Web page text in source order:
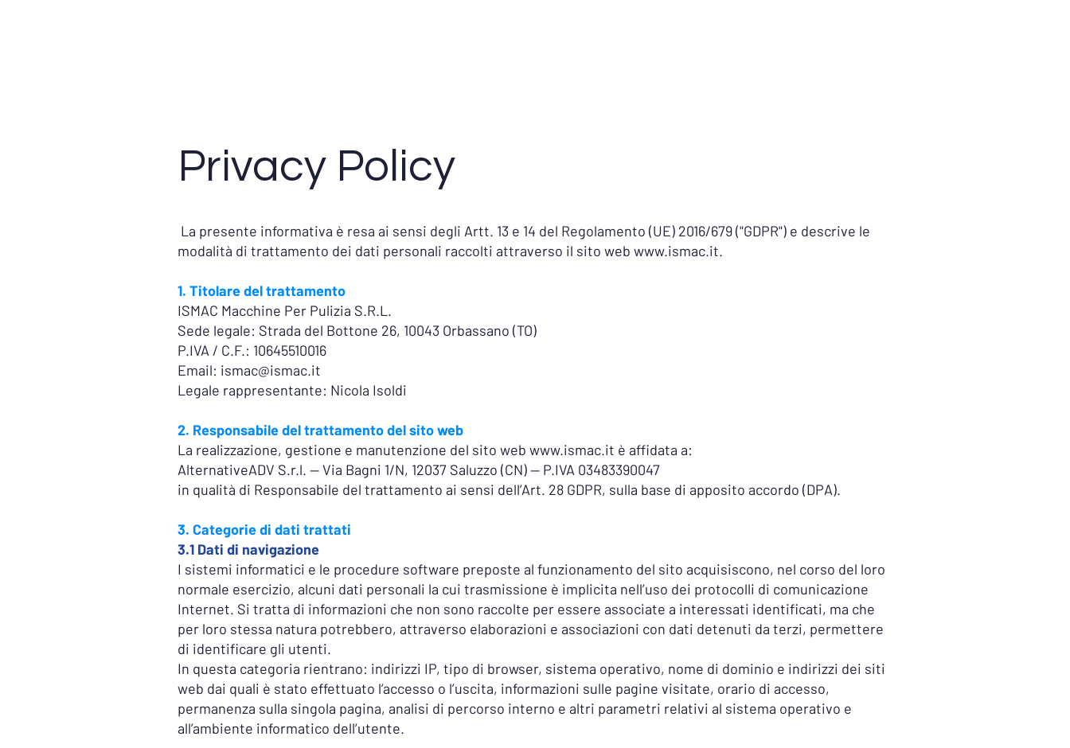
Privacy Policy
La presente informativa è resa ai sensi degli Artt. 13 e 14 del Regolamento (UE) 2016/679 ("GDPR") e descrive le
modalità di trattamento dei dati personali raccolti attraverso il sito web www.ismac.it.
1. Titolare del trattamento
ISMAC Macchine Per Pulizia S.R.L.
Sede legale: Strada del Bottone 26, 10043 Orbassano (TO)
P.IVA / C.F.: 10645510016
Email: ismac@ismac.it
Legale rappresentante: Nicola Isoldi
2. Responsabile del trattamento del sito web
La realizzazione, gestione e manutenzione del sito web www.ismac.it è affidata a:
AlternativeADV S.r.l. — Via Bagni 1/N, 12037 Saluzzo (CN) — P.IVA 03483390047
in qualità di Responsabile del trattamento ai sensi dell’Art. 28 GDPR, sulla base di apposito accordo (DPA).
3. Categorie di dati trattati
3.1 Dati di navigazione
I sistemi informatici e le procedure software preposte al funzionamento del sito acquisiscono, nel corso del loro
normale esercizio, alcuni dati personali la cui trasmissione è implicita nell’uso dei protocolli di comunicazione
Internet. Si tratta di informazioni che non sono raccolte per essere associate a interessati identificati, ma che
per loro stessa natura potrebbero, attraverso elaborazioni e associazioni con dati detenuti da terzi, permettere
di identificare gli utenti.
In questa categoria rientrano: indirizzi IP, tipo di browser, sistema operativo, nome di dominio e indirizzi dei siti
web dai quali è stato effettuato l’accesso o l’uscita, informazioni sulle pagine visitate, orario di accesso,
permanenza sulla singola pagina, analisi di percorso interno e altri parametri relativi al sistema operativo e
all’ambiente informatico dell’utente.